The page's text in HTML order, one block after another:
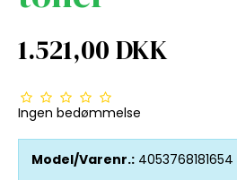
1.521,00 DKK
Ingen bedømmelse
Model/Varenr.: 4053768181654